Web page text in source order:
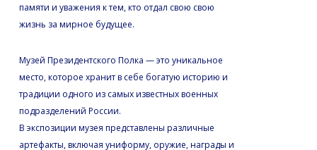
памяти и уважения к тем, кто отдал свою свою
жизнь за мирное будущее.
Музей Президентского Полка — это уникальное
место, которое хранит в себе богатую историю и
традиции одного из самых известных военных
подразделений России.
В экспозиции музея представлены различные
артефакты, включая униформу, оружие, награды и